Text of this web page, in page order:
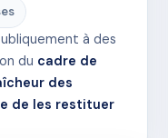
à des
du cadre de
des
de les restituer